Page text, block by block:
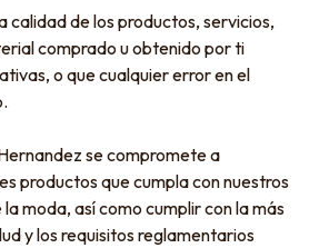
calidad de los productos, servicios,
comprado u obtenido por ti
o que cualquier error en el
se compromete a
productos que cumpla con nuestros
moda, así como cumplir con la más
y los requisitos reglamentarios